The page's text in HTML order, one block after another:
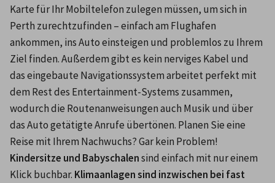
Karte für Ihr Mobiltelefon zulegen müssen, um sich in
Perth zurechtzufinden – einfach am Flughafen
ankommen, ins Auto einsteigen und problemlos zu Ihrem
Ziel finden. Außerdem gibt es kein nerviges Kabel und
das eingebaute Navigationssystem arbeitet perfekt mit
dem Rest des Entertainment-Systems zusammen,
wodurch die Routenanweisungen auch Musik und über
das Auto getätigte Anrufe übertönen. Planen Sie eine
Kindersitze und Babyschalen sind einfach mit nur einem
Klick buchbar. Klimaanlagen sind inzwischen bei fast